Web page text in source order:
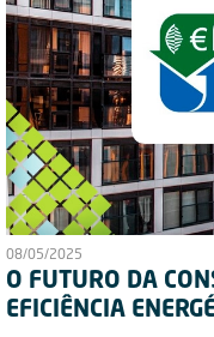
08/05/2025
O FUTURO DA
EFICIÊNCIA